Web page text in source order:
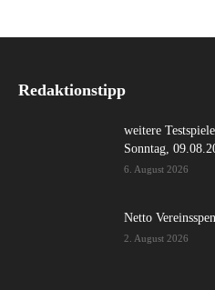
Redaktionstipp
weitere
Sonntag,
6. August 2026
Netto
2. August 2026